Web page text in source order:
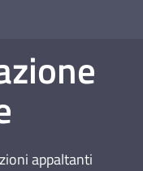
appaltanti